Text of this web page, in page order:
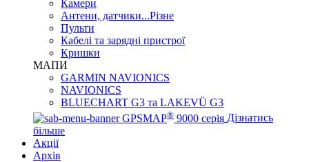
Камери
Антени, датчики...Різне
Пульти
Кабелі та зарядні пристрої
Кришки
МАПИ
GARMIN NAVIONICS
NAVIONICS
BLUECHART G3 та LAKEVÜ G3
GPSMAP® 9000 серія Дізнатись
більше
Акції
Архів